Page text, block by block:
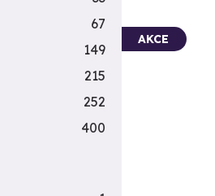
AKCE
67
149
215
252
400